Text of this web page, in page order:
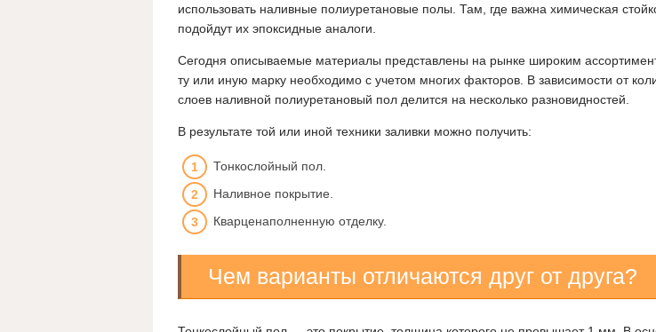
использовать наливные полиуретановые полы. Там, где важна химическая
подойдут их эпоксидные аналоги.
Сегодня описываемые материалы представлены на рынке широким
ту или иную марку необходимо с учетом многих факторов. В зависимости от
слоев наливной полиуретановый пол делится на несколько разновидностей.
В результате той или иной техники заливки можно получить:
Тонкослойный пол.
Наливное покрытие.
Кварценаполненную отделку.
Чем варианты отличаются друг от друга?